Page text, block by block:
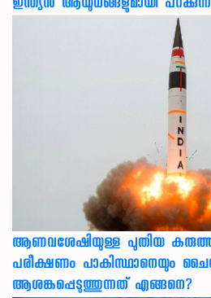
ഇന്ത്യൻ ആയുധങ്ങളുമായി
ആണവശേഷിയുള്ള പുതിയ
പരീക്ഷണം പാകിസ്ഥാനെയും
ആശങ്കപ്പെടുത്തുന്നത് എങ്ങനെ?